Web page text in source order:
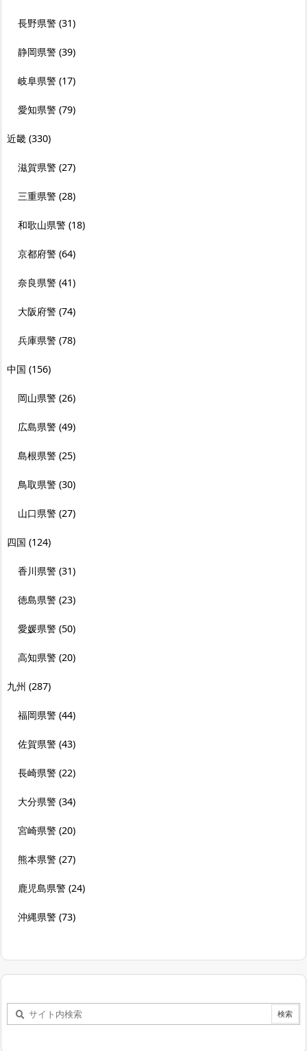
長野県警 (31)
静岡県警 (39)
岐阜県警 (17)
愛知県警 (79)
近畿 (330)
滋賀県警 (27)
三重県警 (28)
和歌山県警 (18)
京都府警 (64)
奈良県警 (41)
大阪府警 (74)
兵庫県警 (78)
中国 (156)
岡山県警 (26)
広島県警 (49)
島根県警 (25)
鳥取県警 (30)
山口県警 (27)
四国 (124)
香川県警 (31)
徳島県警 (23)
愛媛県警 (50)
高知県警 (20)
九州 (287)
福岡県警 (44)
佐賀県警 (43)
長崎県警 (22)
大分県警 (34)
宮崎県警 (20)
熊本県警 (27)
鹿児島県警 (24)
沖縄県警 (73)